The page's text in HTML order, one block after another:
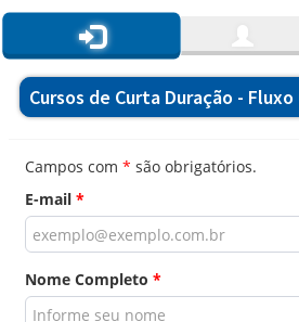
Cursos de Curta Duração -
Campos com * são obrigatórios.
E-mail *
Nome Completo *